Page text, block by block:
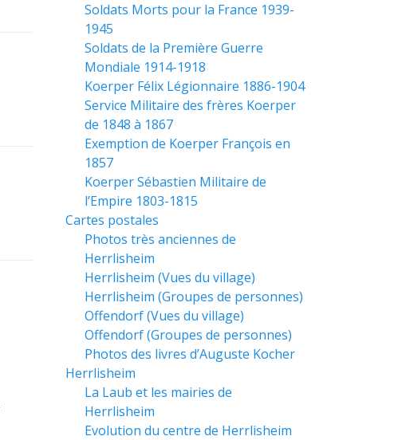
Soldats Morts pour la France 1939-
1945
Soldats de la Première Guerre
Mondiale 1914-1918
Koerper Félix Légionnaire 1886-1904
Service Militaire des frères Koerper
de 1848 à 1867
Exemption de Koerper François en
1857
Koerper Sébastien Militaire de
l’Empire 1803-1815
Cartes postales
Photos très anciennes de
Herrlisheim
Herrlisheim (Vues du village)
Herrlisheim (Groupes de personnes)
Offendorf (Vues du village)
Offendorf (Groupes de personnes)
Photos des livres d’Auguste Kocher
Herrlisheim
La Laub et les mairies de
Herrlisheim
Evolution du centre de Herrlisheim